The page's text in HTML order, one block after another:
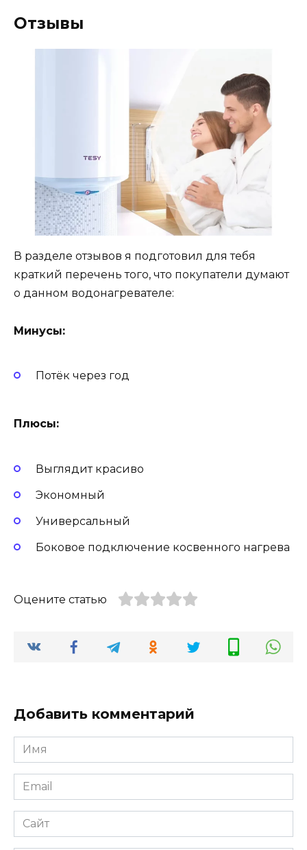
Отзывы
В разделе отзывов я подготовил для тебя
краткий перечень того, что покупатели думают
о данном водонагревателе:
Минусы:
Потёк через год
Плюсы:
Выглядит красиво
Экономный
Универсальный
Боковое подключение косвенного нагрева
Оцените статью
Добавить комментарий
Имя
Email
Сайт